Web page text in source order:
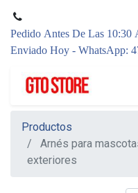
Pedido Antes De Las 10:30
Enviado Hoy - WhatsApp:
Productos
Arnés para
exteriores